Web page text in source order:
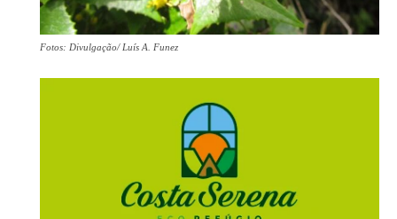
Fotos: Divulgação/ Luís A. Funez